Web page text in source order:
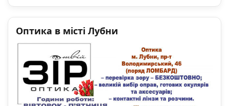
Оптика в місті Лубни